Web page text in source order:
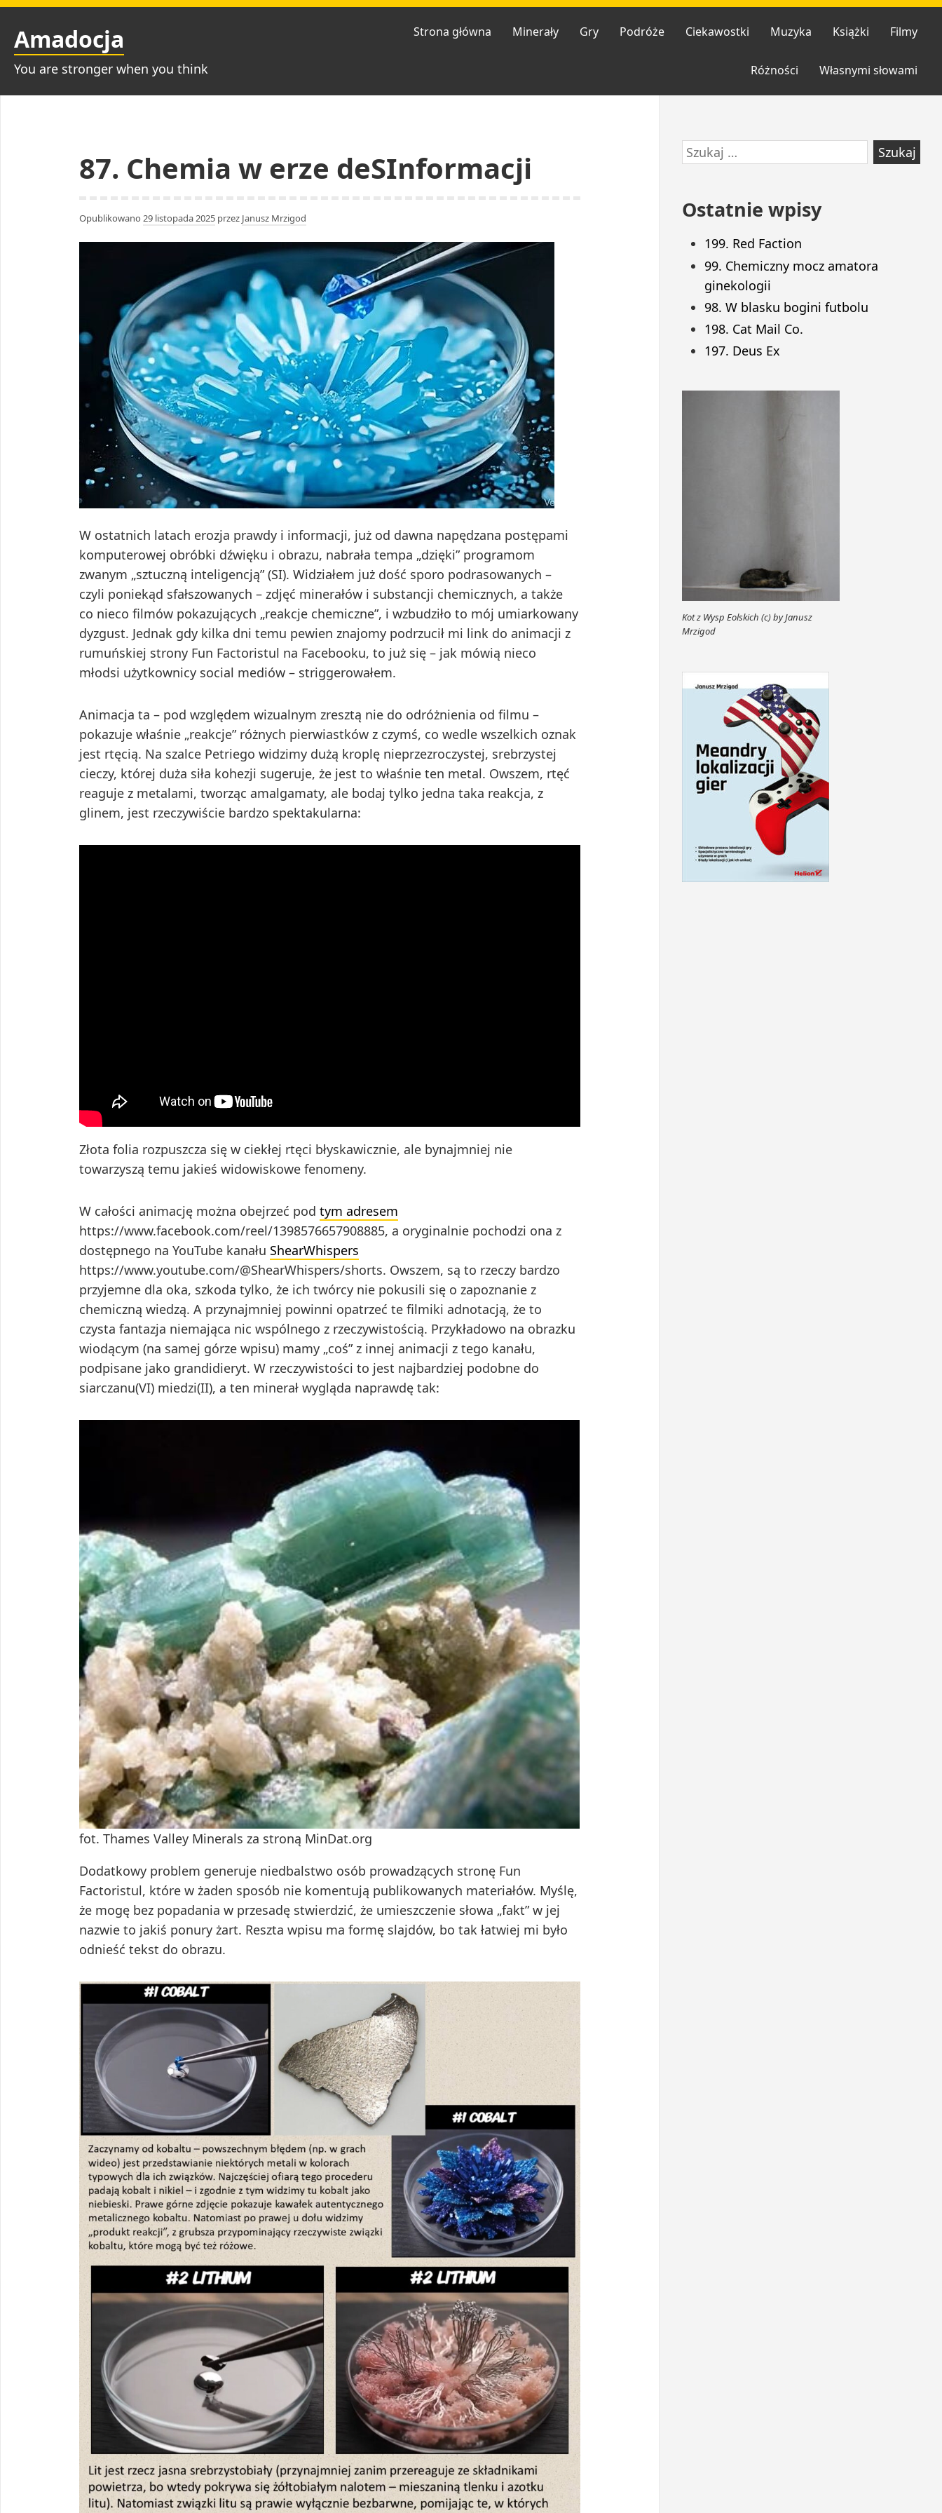
Przejdź
treści
Amadocja
You are stronger when you think
Strona główna Minerały Gry Podróże Ciekawostki Muzyka Książki Filmy
Różności Własnymi słowami
87. Chemia w erze deSInformacji
Opublikowano 29 listopada 2025 przez Janusz Mrzigod
W ostatnich latach erozja prawdy i informacji, już od dawna napędzana postępami
komputerowej obróbki dźwięku i obrazu, nabrała tempa „dzięki” programom
zwanym „sztuczną inteligencją” (SI). Widziałem już dość sporo podrasowanych –
czyli poniekąd sfałszowanych – zdjęć minerałów i substancji chemicznych, a także
co nieco filmów pokazujących „reakcje chemiczne”, i wzbudziło to mój umiarkowany
dyzgust. Jednak gdy kilka dni temu pewien znajomy podrzucił mi link do animacji z
rumuńskiej strony Fun Factoristul na Facebooku, to już się – jak mówią nieco
młodsi użytkownicy social mediów – striggerowałem.
Animacja ta – pod względem wizualnym zresztą nie do odróżnienia od filmu –
pokazuje właśnie „reakcje” różnych pierwiastków z czymś, co wedle wszelkich oznak
jest rtęcią. Na szalce Petriego widzimy dużą kroplę nieprzezroczystej, srebrzystej
cieczy, której duża siła kohezji sugeruje, że jest to właśnie ten metal. Owszem, rtęć
reaguje z metalami, tworząc amalgamaty, ale bodaj tylko jedna taka reakcja, z
glinem, jest rzeczywiście bardzo spektakularna:
Złota folia rozpuszcza się w ciekłej rtęci błyskawicznie, ale bynajmniej nie
towarzyszą temu jakieś widowiskowe fenomeny.
W całości animację można obejrzeć pod tym adresem
https://www.facebook.com/reel/1398576657908885, a oryginalnie pochodzi ona z
dostępnego na YouTube kanału ShearWhispers
https://www.youtube.com/@ShearWhispers/shorts. Owszem, są to rzeczy bardzo
przyjemne dla oka, szkoda tylko, że ich twórcy nie pokusili się o zapoznanie z
chemiczną wiedzą. A przynajmniej powinni opatrzeć te filmiki adnotacją, że to
czysta fantazja niemająca nic wspólnego z rzeczywistością. Przykładowo na obrazku
wiodącym (na samej górze wpisu) mamy „coś” z innej animacji z tego kanału,
podpisane jako grandidieryt. W rzeczywistości to jest najbardziej podobne do
siarczanu(VI) miedzi(II), a ten minerał wygląda naprawdę tak:
fot. Thames Valley Minerals za stroną MinDat.org
Dodatkowy problem generuje niedbalstwo osób prowadzących stronę Fun
Factoristul, które w żaden sposób nie komentują publikowanych materiałów. Myślę,
że mogę bez popadania w przesadę stwierdzić, że umieszczenie słowa „fakt” w jej
nazwie to jakiś ponury żart. Reszta wpisu ma formę slajdów, bo tak łatwiej mi było
odnieść tekst do obrazu.
Przejdź
do
Szukaj:
Ostatnie wpisy
199. Red Faction
99. Chemiczny mocz amatora
ginekologii
98. W blasku bogini futbolu
198. Cat Mail Co.
197. Deus Ex
Kot z Wysp Eolskich (c) by Janusz
Mrzigod